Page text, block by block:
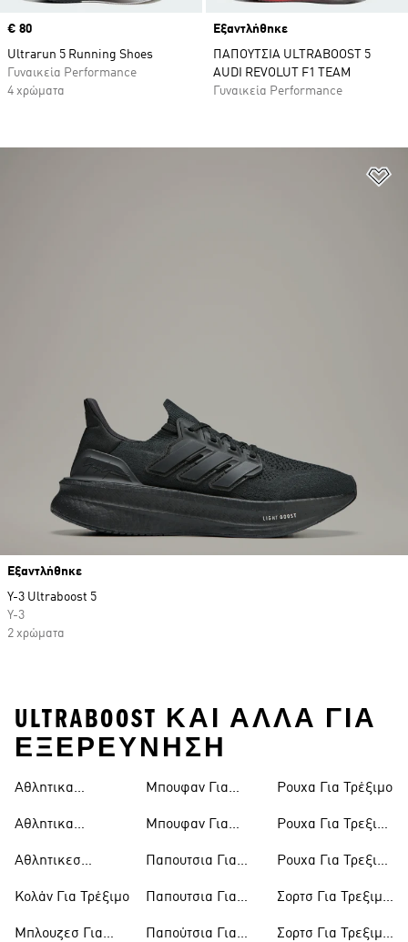
Price
€ 80
Ultrarun 5 Running Shoes
Γυναικεία Performance
4 χρώματα
Εξαντλήθηκε
ΠΑΠΟΥΤΣΙΑ ULTRABOOST 5
AUDI REVOLUT F1 TEAM
Γυναικεία Performance
Εξαντλήθηκε
Y-3 Ultraboost 5
Y-3
2 χρώματα
ULTRABOOST ΚΑΙ ΑΛΛΑ ΓΙΑ
ΕΞΕΡΕΥΝΗΣΗ
Αθλητικα
Ανδρικα Για
Τρεξιμο
Αθλητικα
Γυναικεια Για
Τρεξιμο
Αθλητικεσ
Τρεξιμο
Κολάν Για Τρέξιμο
Μπλουζεσ Για
Μπουφαν Για
Μπουφαν Για
Παπουτσια Για
Παπουτσια Για
Παπούτσια Για
Ρουχα Για Τρέξιμο
Ρουχα Για Τρεξιμο
Ρουχα Για Τρεξιμο
Σορτσ Για Τρεξιμο
Σορτσ Για Τρεξιμο